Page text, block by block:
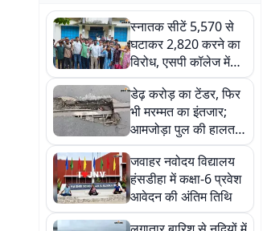
स्नातक सीटें 5,570 से
घटाकर 2,820 करने का
विरोध, एसपी कॉलेज में
छात्रों की
अनिश्चितकालीन
तालाबंदी शुरू
डेढ़ करोड़ का टेंडर, फिर
भी मरम्मत का इंतजार;
आमजोड़ा पुल की हालत
खतरनाक
जवाहर नवोदय विद्यालय
हंसडीहा में कक्षा-6 प्रवेश
आवेदन की अंतिम तिथि